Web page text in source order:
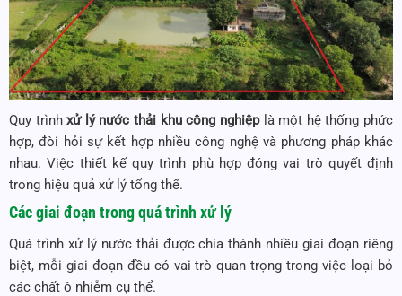
Quy trìnhxử lý nước thải khu công nghiệplà một hệ thống phức
hợp, đòi hỏi sự kết hợp nhiều công nghệ và phương pháp khác
nhau. Việc thiết kế quy trình phù hợp đóng vai trò quyết định
trong hiệu quả xử lý tổng thể.
Các giai đoạn trong quá trình xử lý
Quá trình xử lý nước thải được chia thành nhiều giai đoạn riêng
biệt, mỗi giai đoạn đều có vai trò quan trọng trong việc loại bỏ
các chất ô nhiễm cụ thể.